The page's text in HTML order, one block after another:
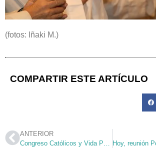
(fotos: Iñaki M.)
COMPARTIR ESTE ARTÍCULO
ANTERIOR